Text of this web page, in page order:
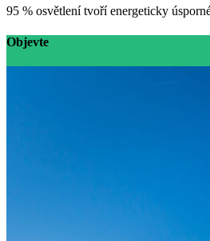
95 % osvětlení tvoří energeticky
Objevte